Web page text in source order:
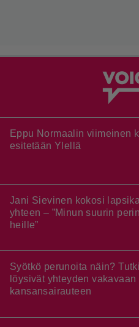
Eppu Normaalin viimeinen
esitetään Ylellä
Jani Sievinen kokosi
yhteen – ”Minun suurin
heille”
Syötkö perunoita näin?
löysivät yhteyden vakavaan
kansansairauteen